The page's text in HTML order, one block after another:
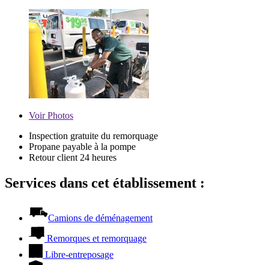
VoirPhotos
Inspection gratuite du remorquage
Propane payable à la pompe
Retour client 24 heures
Services dans cet établissement :
Camions de déménagement
Remorques et remorquage
Libre-entreposage